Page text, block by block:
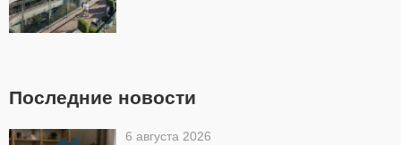
Последние новости
6 августа 2026